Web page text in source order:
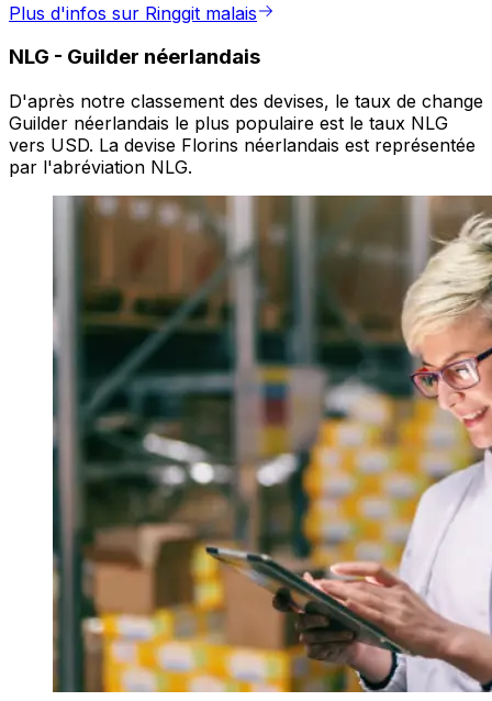
Plus d'infos sur Ringgit malais
NLG - Guilder néerlandais
D'après notre classement des devises, le taux de change
Guilder néerlandais le plus populaire est le taux NLG
vers USD. La devise Florins néerlandais est représentée
par l'abréviation NLG.